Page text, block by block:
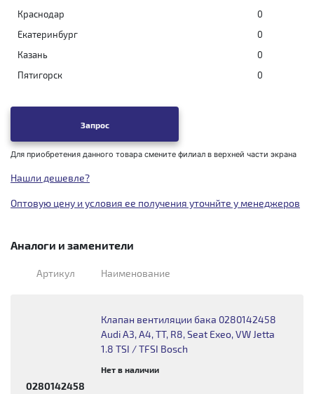
Краснодар
0
Екатеринбург
0
Казань
0
Пятигорск
0
Запрос
Для приобретения данного товара смените филиал в верхней части экрана
Нашли дешевле?
Оптовую цену и условия ее получения уточнйте у менеджеров
Аналоги и заменители
Артикул Наименование
0280142458
Клапан вентиляции бака 0280142458
Audi A3, A4, TT, R8, Seat Exeo, VW Jetta
1.8 TSI / TFSI Bosch
Нет в наличии